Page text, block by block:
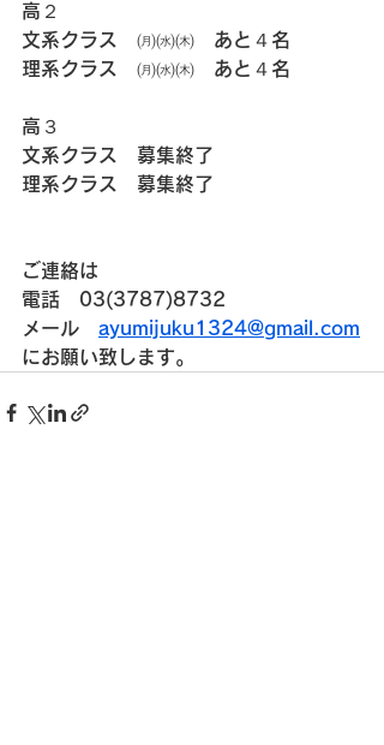
高２
文系クラス　㈪㈬㈭　あと４名
理系クラス　㈪㈬㈭　あと４名
高３
文系クラス　募集終了
理系クラス　募集終了
ご連絡は
電話　03(3787)8732
メール ayumijuku1324@gmail.com
にお願い致します。